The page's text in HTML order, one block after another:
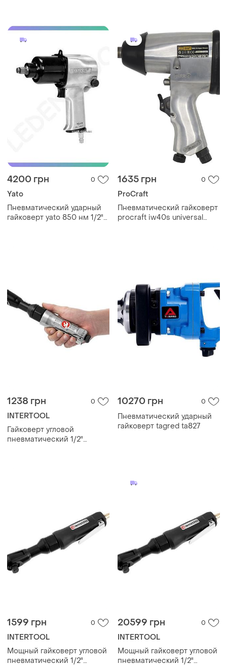
4200 грн 0
Yato
Пневматический ударный
гайковерт yato 850 нм 1/2"
1635 грн 0
ProCraft
Пневматический гайковерт
procraft iw40s universal
1238 грн 0
INTERTOOL
Гайковерт угловой
пневматический 1/2"
10270 грн 0
Пневматический ударный
гайковерт tagred ta827
1599 грн 0
INTERTOOL
Мощный гайковерт угловой
пневматический 1/2"
20599 грн 0
INTERTOOL
Мощный гайковерт угловой
пневматический 1/2"